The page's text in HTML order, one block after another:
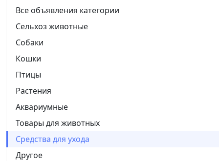
Все объявления категории
Сельхоз животные
Собаки
Кошки
Птицы
Растения
Аквариумные
Товары для животных
Средства для ухода
Другое